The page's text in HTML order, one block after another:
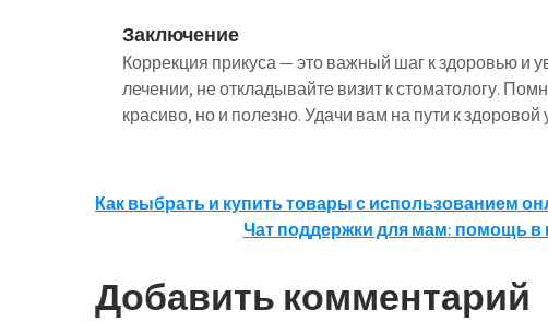
Заключение
Коррекция прикуса — это важный шаг к здоровью и
лечении, не откладывайте визит к стоматологу.
красиво, но и полезно. Удачи вам на пути к здоровой
Навигация
записям
Как выбрать и купить товары с использованием
Чат поддержки для мам: помощь в
Добавить комментарий